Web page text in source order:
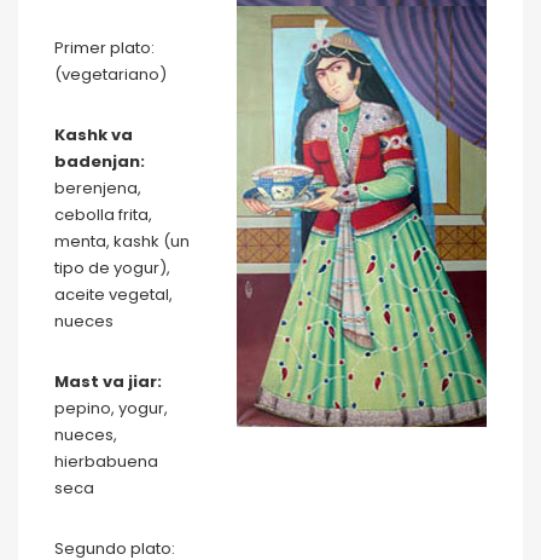
Primer plato:
(vegetariano)
Kashk va
badenjan:
berenjena,
cebolla frita,
menta, kashk (un
tipo de yogur),
aceite vegetal,
nueces
Mast va jiar:
pepino, yogur,
nueces,
hierbabuena
seca
Segundo plato: